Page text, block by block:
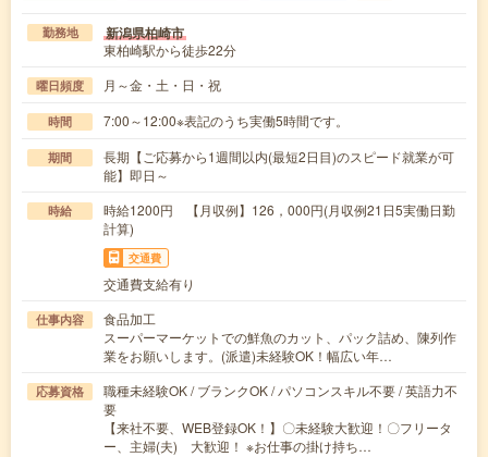
勤務地 新潟県柏崎市
東柏崎駅から徒歩22分
曜日頻度 月～金・土・日・祝
時間 7:00～12:00※表記のうち実働5時間です。
期間
長期【ご応募から1週間以内(最短2日目)のスピード就業が可
能】即日～
時給
時給1200円 【月収例】126，000円(月収例21日5実働日勤
計算)
交通費
交通費支給有り
仕事内容
食品加工
スーパーマーケットでの鮮魚のカット、パック詰め、陳列作
業をお願いします。(派遣)未経験OK！幅広い年…
応募資格
職種未経験OK / ブランクOK / パソコンスキル不要 / 英語力不
要
【来社不要、WEB登録OK！】〇未経験大歓迎！〇フリータ
ー、主婦(夫) 大歓迎！ ※お仕事の掛け持ち…